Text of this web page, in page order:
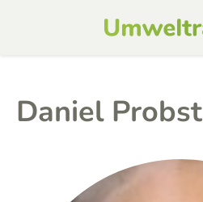
Daniel Probst